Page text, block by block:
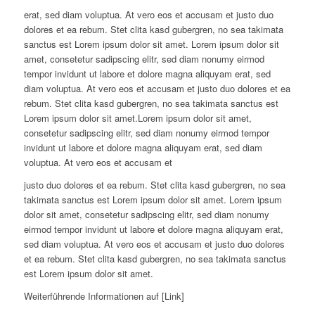
erat, sed diam voluptua. At vero eos et accusam et justo duo
dolores et ea rebum. Stet clita kasd gubergren, no sea takimata
sanctus est Lorem ipsum dolor sit amet. Lorem ipsum dolor sit
amet, consetetur sadipscing elitr, sed diam nonumy eirmod
tempor invidunt ut labore et dolore magna aliquyam erat, sed
diam voluptua. At vero eos et accusam et justo duo dolores et ea
rebum. Stet clita kasd gubergren, no sea takimata sanctus est
Lorem ipsum dolor sit amet.Lorem ipsum dolor sit amet,
consetetur sadipscing elitr, sed diam nonumy eirmod tempor
invidunt ut labore et dolore magna aliquyam erat, sed diam
voluptua. At vero eos et accusam et
justo duo dolores et ea rebum. Stet clita kasd gubergren, no sea
takimata sanctus est Lorem ipsum dolor sit amet. Lorem ipsum
dolor sit amet, consetetur sadipscing elitr, sed diam nonumy
eirmod tempor invidunt ut labore et dolore magna aliquyam erat,
sed diam voluptua. At vero eos et accusam et justo duo dolores
et ea rebum. Stet clita kasd gubergren, no sea takimata sanctus
est Lorem ipsum dolor sit amet.
Weiterführende Informationen auf [Link]